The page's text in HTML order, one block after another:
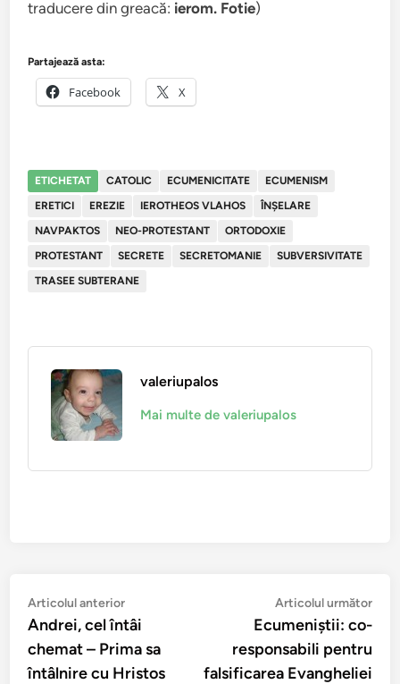
traducere din greacă: ierom. Fotie)
Partajează asta:
Facebook X
ETICHETAT CATOLIC ECUMENICITATE
ECUMENISM
ERETICI
EREZIE IEROTHEOS VLAHOS
ÎNŞELARE
NAVPAKTOS
NEO-PROTESTANT
ORTODOXIE
PROTESTANT
SECRETE SECRETOMANIE
SUBVERSIVITATE
TRASEE SUBTERANE
valeriupalos
Mai multe de valeriupalos
Navigare
în
articole
Articolul anteriorArticolul
anterior:
Andrei, cel întâi
chemat – Prima sa
întâlnire cu Hristos
Articolul următor
Ecumeniştii: co-
responsabili pentru
falsificarea Evangheliei